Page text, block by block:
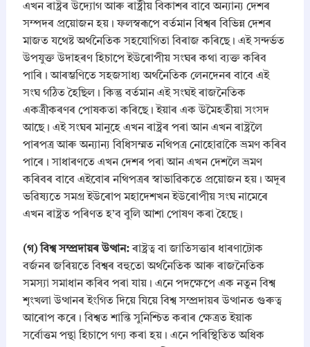
এখন ৰাষ্ট্ৰৰ উদ্যোগ আৰু ৰাষ্ট্ৰীয় বিকাশৰ বাবে অন্যান্য দেশৰ
সম্পদৰ প্ৰয়োজন হয়। ফলস্বৰূপে বৰ্তমান বিশ্বৰ বিভিন্ন দেশৰ
মাজত যথেষ্ট অৰ্থনৈতিক সহযোগিতা বিৰাজ কৰিছে। এই সন্দৰ্ভত
উপযুক্ত উদাহৰণ হিচাপে ইউৰোপীয় সংঘৰ কথা ব্যক্ত কৰিব
পাৰি। আৰম্ভণিতে সহজসাধ্য অৰ্থনৈতিক লেনদেনৰ বাবে এই
সংঘ গঠিত হৈছিল। কিন্তু বৰ্তমান এই সংঘই ৰাজনৈতিক
একত্ৰীকৰণৰ পোষকতা কৰিছে। ইয়াৰ এক উমৈহতীয়া সংসদ
আছে। এই সংঘৰ মানুহে এখন ৰাষ্ট্ৰৰ পৰা আন এখন ৰাষ্ট্ৰলৈ
পাৰপত্ৰ আৰু অন্যান্য বিধিসম্মত নথিপত্ৰ নোহোৱাকৈ ভ্ৰমণ কৰিব
পাৰে। সাধাৰণতে এখন দেশৰ পৰা আন এখন দেশলৈ ভ্ৰমণ
কৰিবৰ বাবে এইবোৰ নথিপত্ৰৰ স্বাভাৱিকতে প্ৰয়োজন হয়। অদূৰ
ভৱিষ্যতে সমগ্ৰ ইউৰোপ মহাদেশখন ইউৰোপীয় সংঘ নামেৰে
এখন ৰাষ্ট্ৰত পৰিণত হ’ব বুলি আশা পোষণ কৰা হৈছে।
​(গ) বিশ্ব সম্প্ৰদায়ৰ উত্থান:ৰাষ্ট্ৰত্ব বা জাতিসত্তাৰ ধাৰণাটোক
বৰ্জনৰ জৰিয়তে বিশ্বৰ বহুতো অৰ্থনৈতিক আৰু ৰাজনৈতিক
সমস্যা সমাধান কৰিব পৰা যায়। এনে পদক্ষেপে এক নতুন বিশ্ব
শৃংখলা উত্থানৰ ইংগিত দিয়ে যিয়ে বিশ্ব সম্প্ৰদায়ৰ উত্থানত গুৰুত্ব
আৰোপ কৰে। বিশ্বত শান্তি সুনিশ্চিত কৰাৰ ক্ষেত্ৰত ইয়াক
সৰ্বোত্তম পন্থা হিচাপে গণ্য কৰা হয়। এনে পৰিস্থিতিত অধিক